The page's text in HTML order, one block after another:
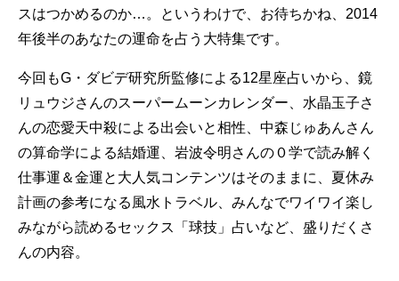
スはつかめるのか…。というわけで、お待ちかね、2014
年後半のあなたの運命を占う大特集です。
今回もG・ダビデ研究所監修による12星座占いから、鏡
リュウジさんのスーパームーンカレンダー、水晶玉子さ
んの恋愛天中殺による出会いと相性、中森じゅあんさん
の算命学による結婚運、岩波令明さんの０学で読み解く
仕事運＆金運と大人気コンテンツはそのままに、夏休み
計画の参考になる風水トラベル、みんなでワイワイ楽し
みながら読めるセックス「球技」占いなど、盛りだくさ
んの内容。